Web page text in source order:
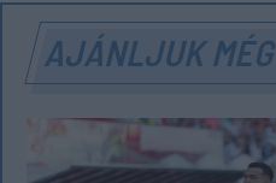
AJÁNLJUK MÉG